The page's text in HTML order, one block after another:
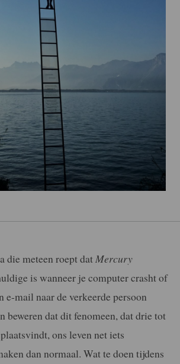
die meteen roept dat Mercury
is wanneer je computer crasht of
e-mail naar de verkeerde persoon
beweren dat dit fenomeen, dat drie tot
ons leven net iets
dan normaal. Wat te doen tijdens